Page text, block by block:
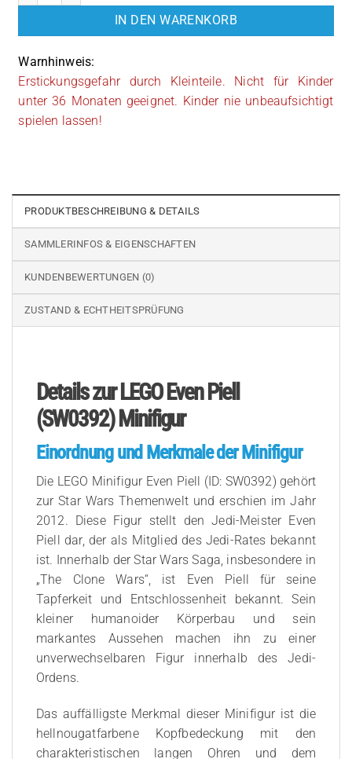
IN DEN WARENKORB
Warnhinweis:
Erstickungsgefahr durch Kleinteile. Nicht für Kinder
unter 36 Monaten geeignet. Kinder nie unbeaufsichtigt
spielen lassen!
PRODUKTBESCHREIBUNG & DETAILS
SAMMLERINFOS & EIGENSCHAFTEN
KUNDENBEWERTUNGEN (0)
ZUSTAND & ECHTHEITSPRÜFUNG
Details zur LEGO Even Piell
(SW0392) Minifigur
Einordnung und Merkmale der Minifigur
Die LEGO Minifigur Even Piell (ID: SW0392) gehört
zur Star Wars Themenwelt und erschien im Jahr
2012. Diese Figur stellt den Jedi-Meister Even
Piell dar, der als Mitglied des Jedi-Rates bekannt
ist. Innerhalb der Star Wars Saga, insbesondere in
„The Clone Wars“, ist Even Piell für seine
Tapferkeit und Entschlossenheit bekannt. Sein
kleiner humanoider Körperbau und sein
markantes Aussehen machen ihn zu einer
unverwechselbaren Figur innerhalb des Jedi-
Ordens.
Das auffälligste Merkmal dieser Minifigur ist die
hellnougatfarbene Kopfbedeckung mit den
charakteristischen langen Ohren und dem